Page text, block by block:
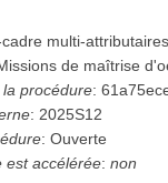
multi-
de maîtrise
procédure:
:2025S12
:Ouverte
est accélérée:non